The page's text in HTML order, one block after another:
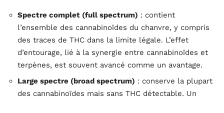
Spectre complet (full spectrum) : contient
l’ensemble des cannabinoïdes du chanvre, y compris
des traces de THC dans la limite légale. L’effet
d’entourage, lié à la synergie entre cannabinoïdes et
terpènes, est souvent avancé comme un avantage.
Large spectre (broad spectrum) : conserve la plupart
des cannabinoïdes mais sans THC détectable. Un